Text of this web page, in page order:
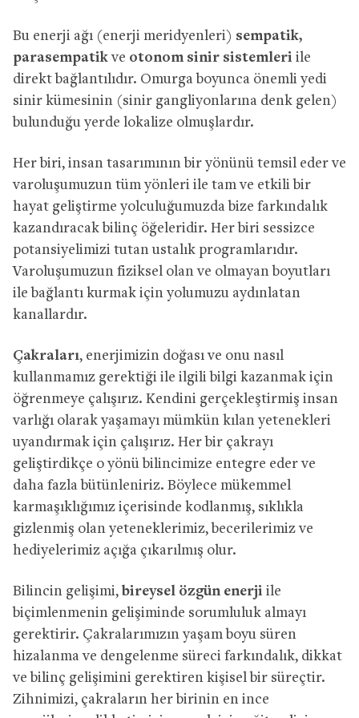
Bu enerji ağı (enerji meridyenleri) sempatik,
parasempatikve otonom sinir sistemleri ile
direkt bağlantılıdır. Omurga boyunca önemli yedi
sinir kümesinin (sinir gangliyonlarına denk gelen)
bulunduğu yerde lokalize olmuşlardır.
Her biri, insan tasarımının bir yönünü temsil eder ve
varoluşumuzun tüm yönleri ile tam ve etkili bir
hayat geliştirme yolculuğumuzda bize farkındalık
kazandıracak bilinç öğeleridir. Her biri sessizce
potansiyelimizi tutan ustalık programlarıdır.
Varoluşumuzun fiziksel olan ve olmayan boyutları
ile bağlantı kurmak için yolumuzu aydınlatan
kanallardır.
Çakraları, enerjimizin doğası ve onu nasıl
kullanmamız gerektiği ile ilgili bilgi kazanmak için
öğrenmeye çalışırız. Kendini gerçekleştirmiş insan
varlığı olarak yaşamayı mümkün kılan yetenekleri
uyandırmak için çalışırız. Her bir çakrayı
geliştirdikçe o yönü bilincimize entegre eder ve
daha fazla bütünleniriz. Böylece mükemmel
karmaşıklığımız içerisinde kodlanmış, sıklıkla
gizlenmiş olan yeteneklerimiz, becerilerimiz ve
hediyelerimiz açığa çıkarılmış olur.
Bilincin gelişimi, bireysel özgün enerji ile
biçimlenmenin gelişiminde sorumluluk almayı
gerektirir. Çakralarımızın yaşam boyu süren
hizalanma ve dengelenme süreci farkındalık, dikkat
ve bilinç gelişimini gerektiren kişisel bir süreçtir.
Zihnimizi, çakraların her birinin en ince